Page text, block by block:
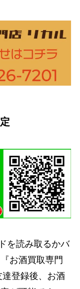
を読み取るかバ
お酒買取専門
登録後、お酒